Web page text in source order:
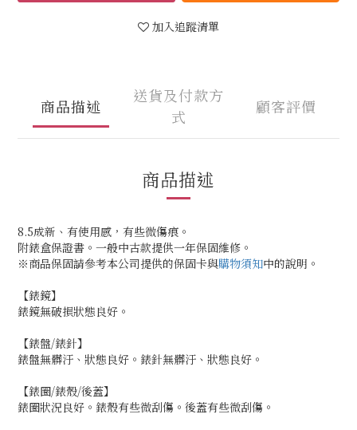
加入追蹤清單
商品描述
送貨及付款方
式
顧客評價
商品描述
8.5成新、有使用感，有些微傷痕。
附錶盒保證書。一般中古款提供一年保固維修。
※商品保固請參考本公司提供的保固卡與購物須知中的說明。
【錶鏡】
錶鏡無破損狀態良好。
【錶盤/錶針】
錶盤無髒汙、狀態良好。錶針無髒汙、狀態良好。
【錶圈/錶殼/後蓋】
錶圈狀況良好。錶殼有些微刮傷。後蓋有些微刮傷。